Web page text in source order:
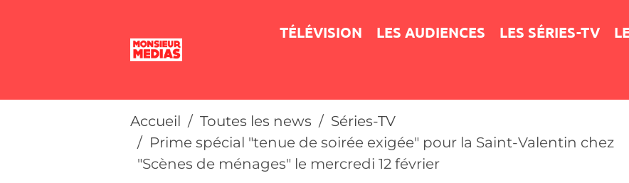
TÉLÉVISION LES AUDIENCES LES SÉRIES-TV
Accueil Toutes les news
Séries-TV
Prime spécial "tenue de soirée exigée" pour la Saint-Valentin chez
"Scènes de ménages" le mercredi 12 février